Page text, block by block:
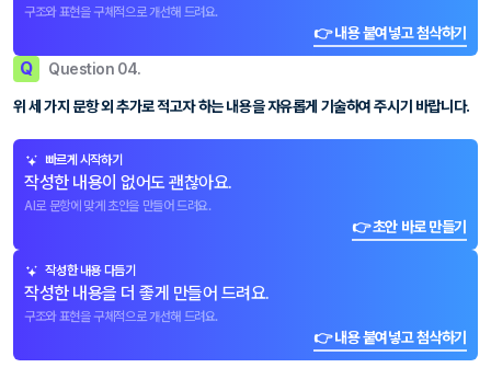
구조와 표현을 구체적으로 개선해 드려요.
👉 내용 붙여넣고 첨삭하기
Q Question 04.
위 세 가지 문항 외 추가로 적고자 하는 내용을 자유롭게 기술하여 주시기 바랍니다.
빠르게 시작하기
작성한 내용이 없어도 괜찮아요.
AI로 문항에 맞게 초안을 만들어 드려요.
👉 초안 바로 만들기
작성한 내용 다듬기
작성한 내용을 더 좋게 만들어 드려요.
구조와 표현을 구체적으로 개선해 드려요.
👉 내용 붙여넣고 첨삭하기